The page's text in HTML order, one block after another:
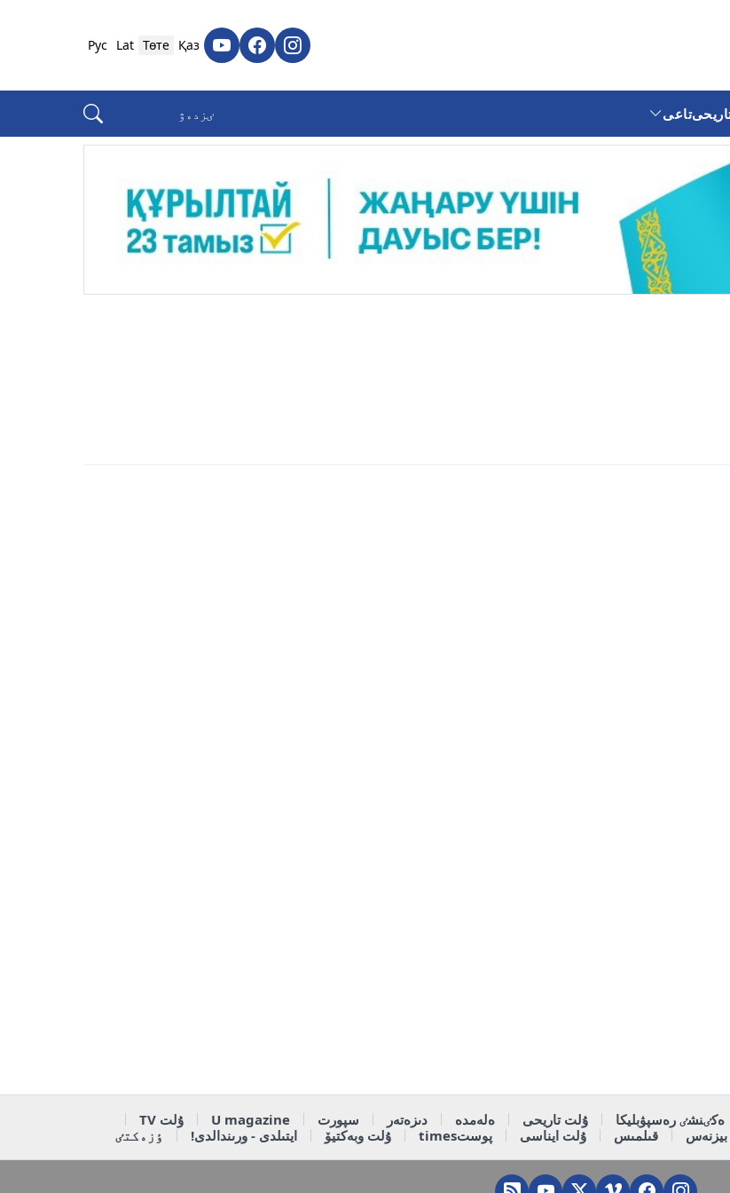
Қаз
Төте
Lat
Рус
تاعى
ەكٸنشٸ رەسپۋبليكا ۇلت تاريحى ەلەمدە دىزەتەر سپورت U magazine
ۇلت TV
بيزنەس قىلمىس ۇلت ايناسى پوستtimes ۇلت وبەكتيۆ ايتىلدى - ورىندالدى! ٶزەكتٸ